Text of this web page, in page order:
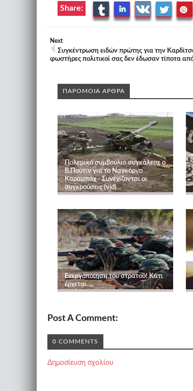
Share:
Next
Συγκέντρωση ειδών πρώτης για την
φωστήρες πολιτικοί σας δεν έδωσαν τίποτα
ΠΑΡΟΜΟΙΑ ΑΡΘΡΑ
Πολεμικό συμβούλιο συγκάλεσε ο
Β.Πούτιν για το Ναγκόρνο
Καραμπάχ - Συνεχίζονται οι
συγκρούσεις (vid)
Ενεργοποίηση του στρατού! Κάτι
έρχεται….
Post A Comment:
0 COMMENTS
Δημοσίευση σχολίου